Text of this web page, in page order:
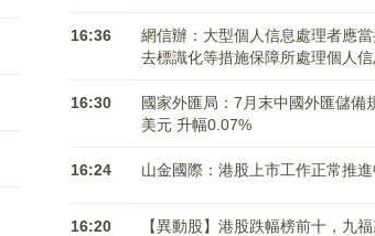
16:36
網信辦：大型個人信息處理者應當
去標識化等措施保障所處理個人
16:30
國家外匯局：7月末中國外匯儲備
美元 升幅0.07%
16:24 山金國際：港股上市工作正常推進
16:20
【異動股】港股跌幅榜前十，九